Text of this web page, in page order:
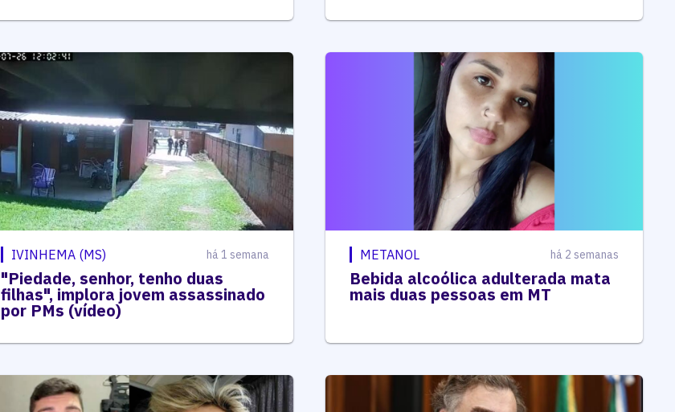
IVINHEMA (MS) há 1 semana
"Piedade, senhor, tenho duas
filhas", implora jovem assassinado
por PMs (vídeo)
METANOL há 2 semanas
Bebida alcoólica adulterada mata
mais duas pessoas em MT